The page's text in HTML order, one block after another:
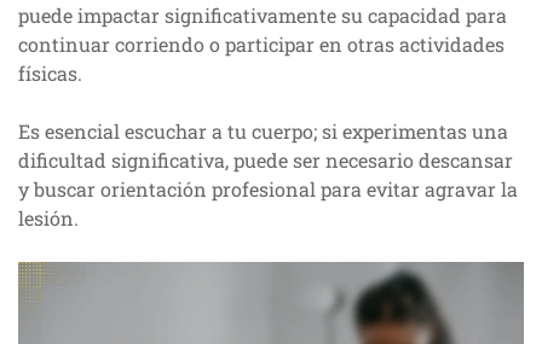
puede impactar significativamente su capacidad para
continuar corriendo o participar en otras actividades
físicas.
Es esencial escuchar a tu cuerpo; si experimentas una
dificultad significativa, puede ser necesario descansar
y buscar orientación profesional para evitar agravar la
lesión.